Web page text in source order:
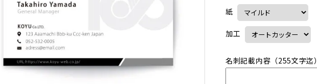
紙
加工
名刺記載内容（255文字迄）